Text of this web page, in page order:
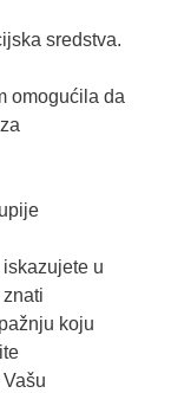
sredstva.
omogućila da
u
koju